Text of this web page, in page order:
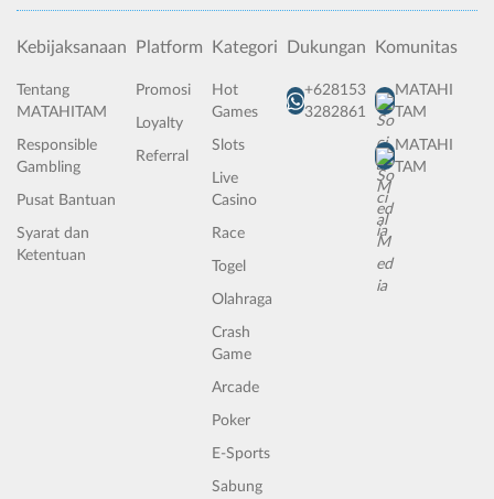
Kebijaksanaan
Tentang
MATAHITAM
Responsible
Gambling
Pusat Bantuan
Syarat dan
Ketentuan
Platform
Promosi
Loyalty
Referral
Kategori
Hot
Games
Slots
Live
Casino
Race
Togel
Olahraga
Crash
Game
Arcade
Poker
E-Sports
Sabung
Dukungan
+628153
3282861
Komunitas
MATAHI
TAM
MATAHI
TAM